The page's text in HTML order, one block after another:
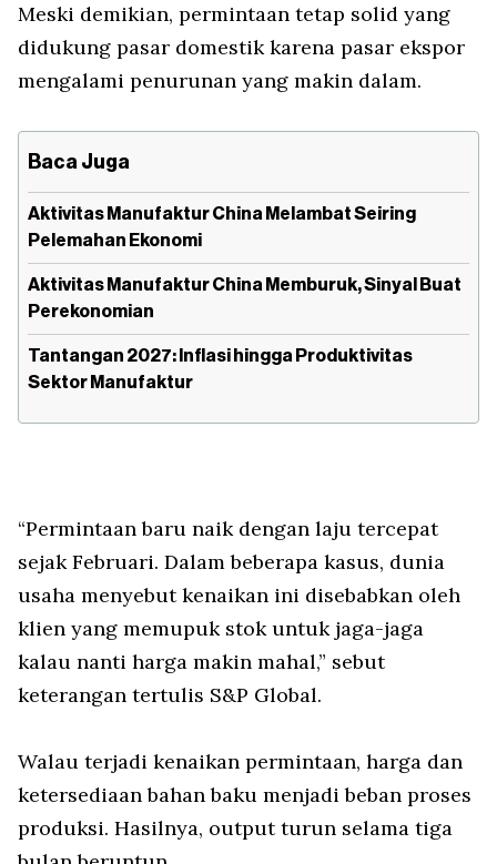
Meski demikian, permintaan tetap solid yang
didukung pasar domestik karena pasar ekspor
mengalami penurunan yang makin dalam.
Baca Juga
Aktivitas Manufaktur China Melambat Seiring
Pelemahan Ekonomi
Aktivitas Manufaktur China Memburuk, Sinyal Buat
Perekonomian
Tantangan 2027: Inflasi hingga Produktivitas
Sektor Manufaktur
“Permintaan baru naik dengan laju tercepat
sejak Februari. Dalam beberapa kasus, dunia
usaha menyebut kenaikan ini disebabkan oleh
klien yang memupuk stok untuk jaga-jaga
kalau nanti harga makin mahal,” sebut
keterangan tertulis S&P Global.
Walau terjadi kenaikan permintaan, harga dan
ketersediaan bahan baku menjadi beban proses
produksi. Hasilnya, output turun selama tiga